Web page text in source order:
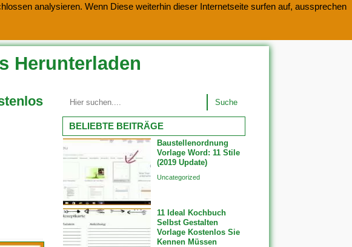
analysieren. Wenn Diese weiterhin dieser Internetseite surfen auf, aussprechen
Herunterladen
Suche
BELIEBTE BEITRÄGE
Baustellenordnung
Vorlage Word: 11 Stile
(2019 Update)
Uncategorized
11 Ideal Kochbuch
Selbst Gestalten
Vorlage Kostenlos Sie
Kennen Müssen